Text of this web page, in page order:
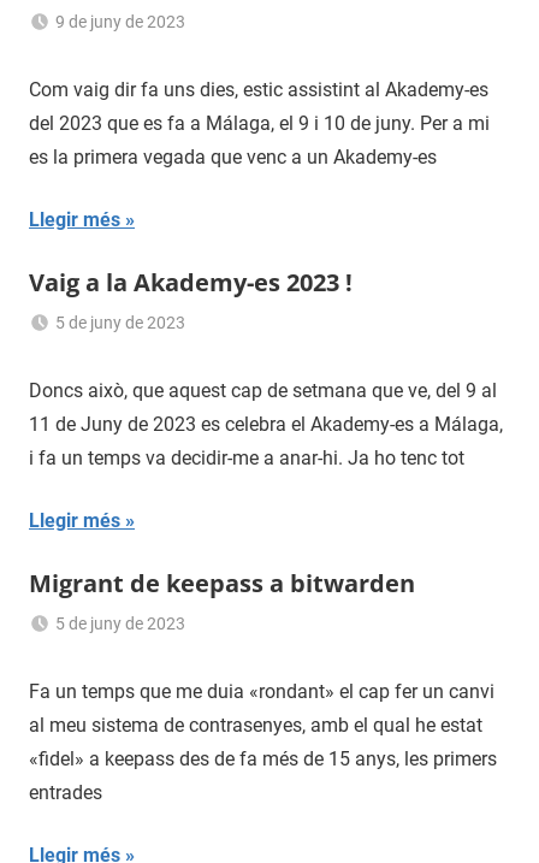
9 de juny de 2023
Navas
Com vaig dir fa uns dies, estic assistint al Akademy-es
del 2023 que es fa a Málaga, el 9 i 10 de juny. Per a mi
es la primera vegada que venc a un Akademy-es
Llegir més
Vaig a la Akademy-es 2023 !
5 de juny de 2023
Navas
Doncs això, que aquest cap de setmana que ve, del 9 al
11 de Juny de 2023 es celebra el Akademy-es a Málaga,
i fa un temps va decidir-me a anar-hi. Ja ho tenc tot
Llegir més
Migrant de keepass a bitwarden
5 de juny de 2023
Navas
Fa un temps que me duia «rondant» el cap fer un canvi
al meu sistema de contrasenyes, amb el qual he estat
«fidel» a keepass des de fa més de 15 anys, les primers
entrades
Llegir més